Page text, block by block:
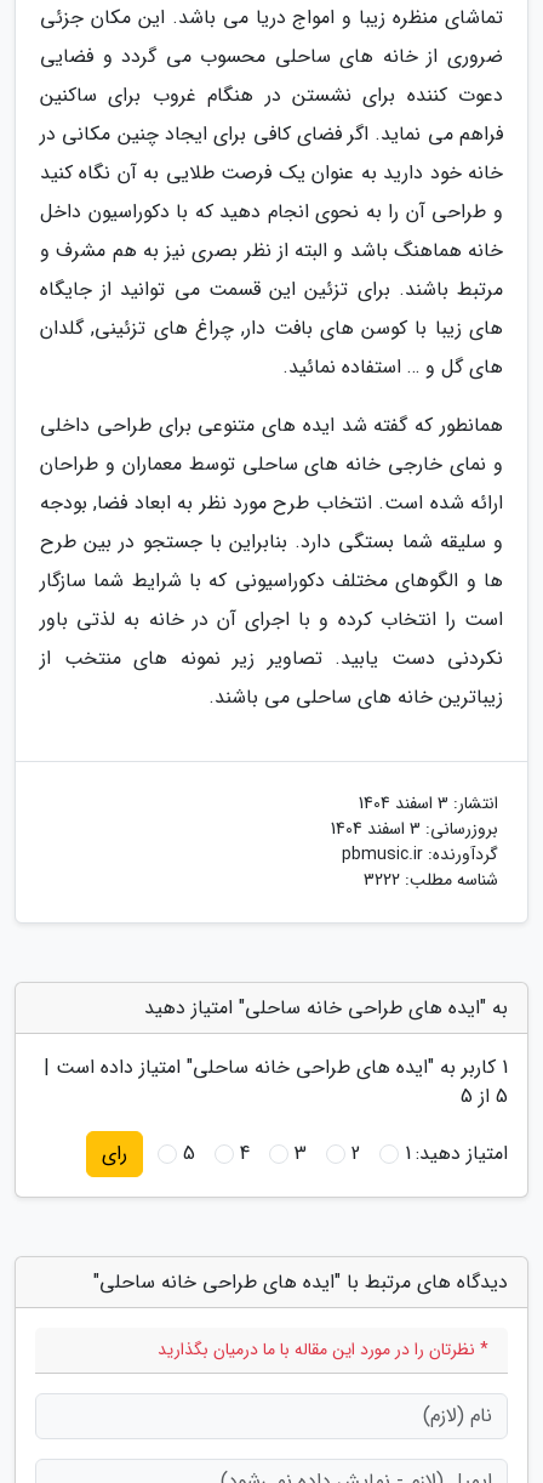
تماشای منظره زیبا و امواج دریا می باشد. این مکان جزئی
ضروری از خانه های ساحلی محسوب می گردد و فضایی
دعوت کننده برای نشستن در هنگام غروب برای ساکنین
فراهم می نماید. اگر فضای کافی برای ایجاد چنین مکانی در
خانه خود دارید به عنوان یک فرصت طلایی به آن نگاه کنید
و طراحی آن را به نحوی انجام دهید که با دکوراسیون داخل
خانه هماهنگ باشد و البته از نظر بصری نیز به هم مشرف و
مرتبط باشند. برای تزئین این قسمت می توانید از جایگاه
های زیبا با کوسن های بافت دار, چراغ های تزئینی, گلدان
های گل و … استفاده نمائید.
همانطور که گفته شد ایده های متنوعی برای طراحی داخلی
و نمای خارجی خانه های ساحلی توسط معماران و طراحان
ارائه شده است. انتخاب طرح مورد نظر به ابعاد فضا, بودجه
و سلیقه شما بستگی دارد. بنابراین با جستجو در بین طرح
ها و الگوهای مختلف دکوراسیونی که با شرایط شما سازگار
است را انتخاب کرده و با اجرای آن در خانه به لذتی باور
نکردنی دست یابید. تصاویر زیر نمونه های منتخب از
زیباترین خانه های ساحلی می باشند.
انتشار: 3 اسفند 1404
بروزرسانی: 3 اسفند 1404
گردآورنده: pbmusic.ir
شناسه مطلب: 3222
به "ایده های طراحی خانه ساحلی" امتیاز دهید
1 کاربر به "ایده های طراحی خانه ساحلی" امتیاز داده است |
5 از 5
امتیاز دهید:1
2
3
4
5 رای
دیدگاه های مرتبط با "ایده های طراحی خانه ساحلی"
* نظرتان را در مورد این مقاله با ما درمیان بگذارید